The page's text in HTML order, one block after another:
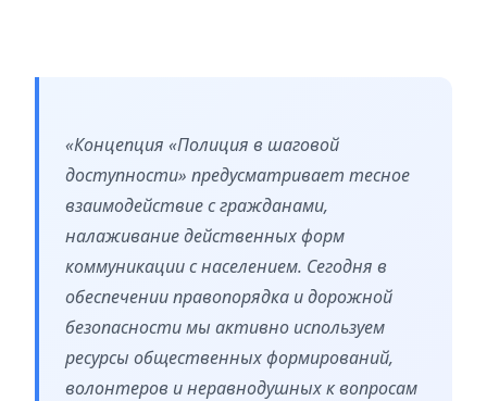
«Концепция «Полиция в шаговой
доступности» предусматривает тесное
взаимодействие с гражданами,
налаживание действенных форм
коммуникации с населением. Сегодня в
обеспечении правопорядка и дорожной
безопасности мы активно используем
ресурсы общественных формирований,
волонтеров и неравнодушных к вопросам